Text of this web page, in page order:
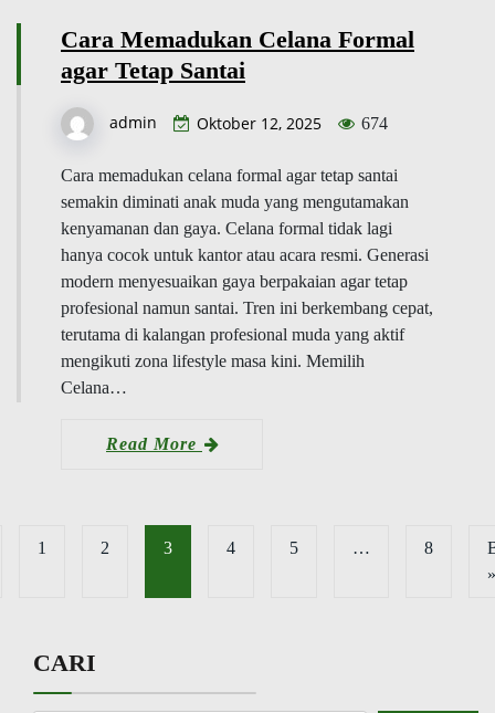
Cara Memadukan Celana Formal
agar Tetap Santai
admin Oktober 12, 2025 674
Cara memadukan celana formal agar tetap santai
semakin diminati anak muda yang mengutamakan
kenyamanan dan gaya. Celana formal tidak lagi
hanya cocok untuk kantor atau acara resmi. Generasi
modern menyesuaikan gaya berpakaian agar tetap
profesional namun santai. Tren ini berkembang cepat,
terutama di kalangan profesional muda yang aktif
mengikuti zona lifestyle masa kini. Memilih
Celana…
Read More
1 2 3 4 5 … 8
»
CARI